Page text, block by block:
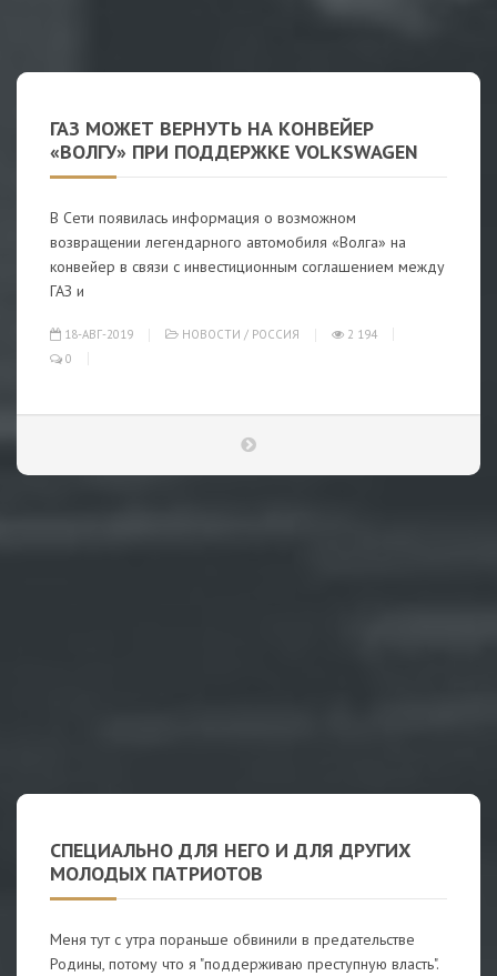
ГАЗ МОЖЕТ ВЕРНУТЬ НА КОНВЕЙЕР
«ВОЛГУ» ПРИ ПОДДЕРЖКЕ VOLKSWAGEN
В Сети появилась информация о возможном
возвращении легендарного автомобиля «Волга» на
конвейер в связи с инвестиционным соглашением между
ГАЗ и
18-АВГ-2019 НОВОСТИ / РОССИЯ
2 194
0
СПЕЦИАЛЬНО ДЛЯ НЕГО И ДЛЯ ДРУГИХ
МОЛОДЫХ ПАТРИОТОВ
Меня тут с утра пораньше обвинили в предательстве
Родины, потому что я "поддерживаю преступную власть".